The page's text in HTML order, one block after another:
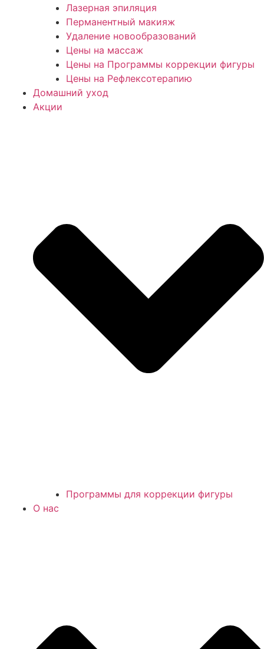
Лазерная эпиляция
Перманентный макияж
Удаление новообразований
Цены на массаж
Цены на Программы коррекции фигуры
Цены на Рефлексотерапию
Домашний уход
Акции
Программы для коррекции фигуры
О нас